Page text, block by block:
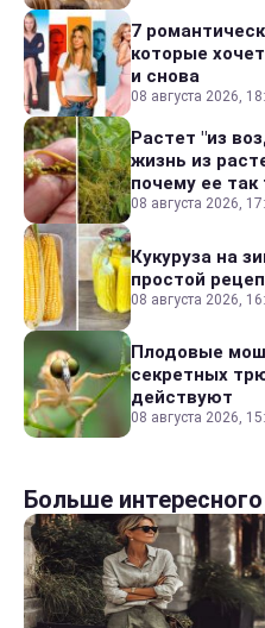
7
которые
и снова
08 августа 2026,
Растет "из
жизнь из
почему ее так
08 августа 2026,
Кукуруза на
простой
08 августа 2026,
Плодовые
секретных
действуют
08 августа 2026,
Больше интересного